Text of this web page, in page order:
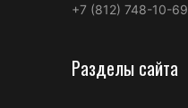
+7 (812) 748-10-69
Разделы сайта